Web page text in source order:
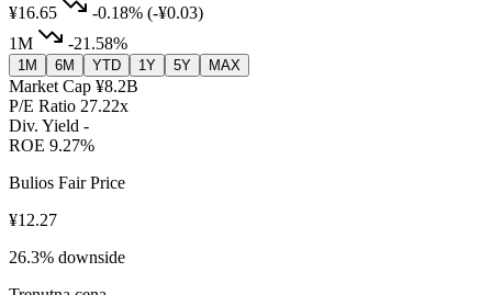
¥16.65 -0.18% (-¥0.03)
1M
-21.58%
1M 6M YTD 1Y 5Y MAX
Market Cap ¥8.2B
P/E Ratio 27.22x
Div. Yield -
ROE 9.27%
Bulios Fair Price
¥12.27
26.3% downside